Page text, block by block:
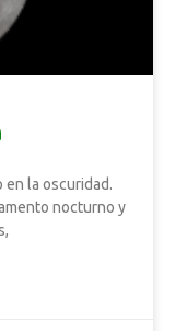
la oscuridad.
nocturno y